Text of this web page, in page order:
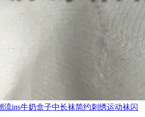
流ins牛奶盒子中长袜简约刺绣运动袜闪